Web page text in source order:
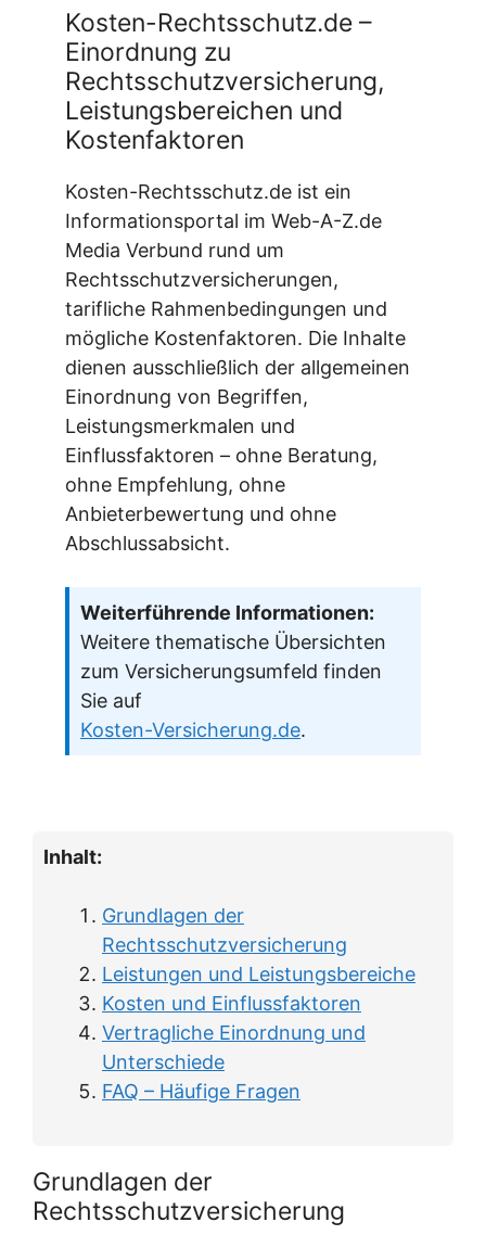
Kosten-Rechtsschutz.de –
Einordnung zu
Rechtsschutzversicherung,
Leistungsbereichen und
Kostenfaktoren
Kosten-Rechtsschutz.de ist ein
Informationsportal im Web-A-Z.de
Media Verbund rund um
Rechtsschutzversicherungen,
tarifliche Rahmenbedingungen und
mögliche Kostenfaktoren. Die Inhalte
dienen ausschließlich der allgemeinen
Einordnung von Begriffen,
Leistungsmerkmalen und
Einflussfaktoren – ohne Beratung,
ohne Empfehlung, ohne
Anbieterbewertung und ohne
Abschlussabsicht.
Weiterführende Informationen:
Weitere thematische Übersichten
zum Versicherungsumfeld finden
Sie auf
Kosten-Versicherung.de.
Inhalt:
Grundlagen der
Rechtsschutzversicherung
Leistungen und Leistungsbereiche
Kosten und Einflussfaktoren
Vertragliche Einordnung und
Unterschiede
FAQ – Häufige Fragen
Grundlagen der
Rechtsschutzversicherung